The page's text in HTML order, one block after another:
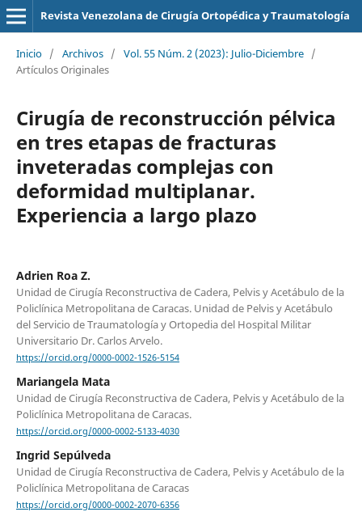
Revista Venezolana de Cirugía Ortopédica y Traumatología
Inicio / Archivos / Vol. 55 Núm. 2 (2023): Julio-Diciembre /
Artículos Originales
Cirugía de reconstrucción pélvica
en tres etapas de fracturas
inveteradas complejas con
deformidad multiplanar.
Experiencia a largo plazo
Adrien Roa Z.
Unidad de Cirugía Reconstructiva de Cadera, Pelvis y Acetábulo de la
Policlínica Metropolitana de Caracas. Unidad de Pelvis y Acetábulo
del Servicio de Traumatología y Ortopedia del Hospital Militar
Universitario Dr. Carlos Arvelo.
https://orcid.org/0000-0002-1526-5154
Mariangela Mata
Unidad de Cirugía Reconstructiva de Cadera, Pelvis y Acetábulo de la
Policlínica Metropolitana de Caracas.
https://orcid.org/0000-0002-5133-4030
Ingrid Sepúlveda
Unidad de Cirugía Reconstructiva de Cadera, Pelvis y Acetábulo de la
Policlínica Metropolitana de Caracas
https://orcid.org/0000-0002-2070-6356